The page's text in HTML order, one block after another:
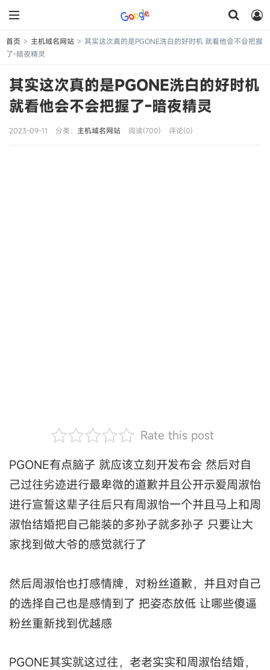
首页 > 主机域名网站 > 其实这次真的是PGONE洗白的好时机 就看他会不会把握
了-暗夜精灵
其实这次真的是PGONE洗白的好时机
就看他会不会把握了-暗夜精灵
2023-09-11 分类： 主机域名网站 阅读(700) 评论(0)
Rate this post
PGONE有点脑子 就应该立刻开发布会 然后对自
己过往劣迹进行最卑微的道歉并且公开示爱周淑怡
进行宣誓这辈子往后只有周淑怡一个并且马上和周
淑怡结婚把自己能装的多孙子就多孙子 只要让大
家找到做大爷的感觉就行了
然后周淑怡也打感情牌，对粉丝道歉，并且对自己
的选择自己也是感情到了 把姿态放低 让哪些傻逼
粉丝重新找到优越感
PGONE其实就这过往，老老实实和周淑怡结婚，